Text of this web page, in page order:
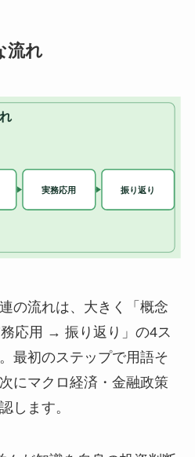
流れ
の流れは、大きく「概念
応用 → 振り返り」の4ス
最初のステップで用語そ
にマクロ経済・金融政策
します。